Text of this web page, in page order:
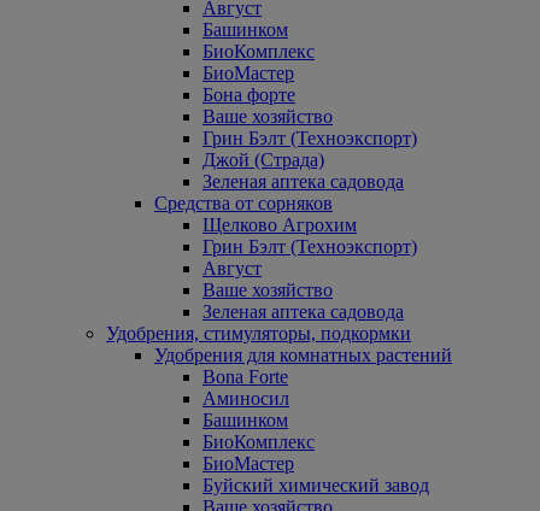
Август
Башинком
БиоКомплекс
БиоМастер
Бона форте
Ваше хозяйство
Грин Бэлт (Техноэкспорт)
Джой (Страда)
Зеленая аптека садовода
Средства от сорняков
Щелково Агрохим
Грин Бэлт (Техноэкспорт)
Август
Ваше хозяйство
Зеленая аптека садовода
Удобрения, стимуляторы, подкормки
Удобрения для комнатных растений
Bona Forte
Аминосил
Башинком
БиоКомплекс
БиоМастер
Буйский химический завод
Ваше хозяйство